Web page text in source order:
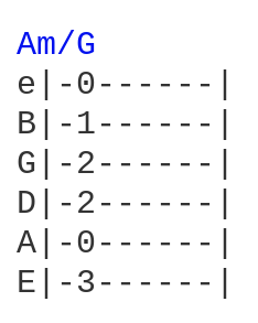
Am/G
e|-0------|
B|-1------|
G|-2------|
D|-2------|
A|-0------|
E|-3------|